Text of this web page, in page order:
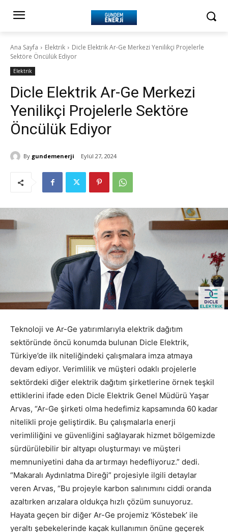
Ana Sayfa Elektrik
Dicle Elektrik Ar-Ge Merkezi Yenilikçi Projelerle
Sektöre Öncülük Ediyor
Elektrik
Dicle Elektrik Ar-Ge Merkezi
Yenilikçi Projelerle Sektöre
Öncülük Ediyor
By gundemenerji Eylül 27, 2024
Teknoloji ve Ar-Ge yatırımlarıyla elektrik dağıtım
sektöründe öncü konumda bulunan Dicle Elektrik,
Türkiye’de ilk niteliğindeki çalışmalara imza atmaya
devam ediyor. Verimlilik ve müşteri odaklı projelerle
sektördeki diğer elektrik dağıtım şirketlerine örnek teşkil
ettiklerini ifade eden Dicle Elektrik Genel Müdürü Yaşar
Arvas, “Ar-Ge şirketi olma hedefimiz kapsamında 60 kadar
nitelikli proje geliştirdik. Bu çalışmalarla enerji
verimliliğini ve güvenliğini sağlayarak hizmet bölgemizde
sürdürülebilir bir altyapı oluşturmayı ve müşteri
memnuniyetini daha da artırmayı hedefliyoruz.” dedi.
“Makaralı Aydınlatma Direği” projesiyle ilgili detaylar
veren Arvas, “Bu projeyle karbon salınımını ciddi oranda
azaltırken arızalara oldukça hızlı çözüm sunuyoruz.
Hayata geçen bir diğer Ar-Ge projemiz ‘Köstebek’ ile
yeraltı şebekelerinde kaçak kullanımın önüne geçerek